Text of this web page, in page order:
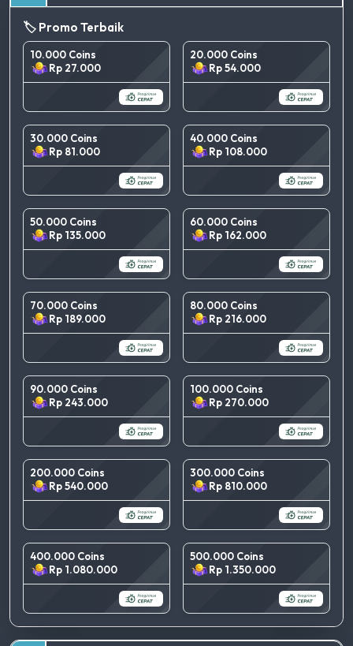
🏷️ Promo Terbaik
10.000 Coins
Rp 27.000
20.000 Coins
Rp 54.000
30.000 Coins
Rp 81.000
40.000 Coins
Rp 108.000
50.000 Coins
Rp 135.000
60.000 Coins
Rp 162.000
70.000 Coins
Rp 189.000
80.000 Coins
Rp 216.000
90.000 Coins
Rp 243.000
100.000 Coins
Rp 270.000
200.000 Coins
Rp 540.000
300.000 Coins
Rp 810.000
400.000 Coins
Rp 1.080.000
500.000 Coins
Rp 1.350.000